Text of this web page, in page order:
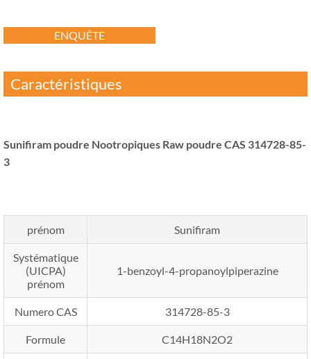
ENQUÊTE
Caractéristiques
Sunifiram poudre Nootropiques Raw poudre CAS 314728-85-
3
prénom Sunifiram
Systématique
(UICPA)
prénom
1-benzoyl-4-propanoylpiperazine
Numero CAS 314728-85-3
Formule C14H18N2O2